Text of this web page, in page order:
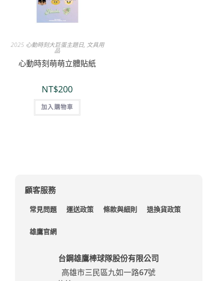
2025 心動時刻大巨蛋主題日, 文具用
品
心動時刻萌萌立體貼紙
NT$200
加入購物車
顧客服務
常見問題 運送政策 條款與細則 退換貨政策
雄鷹官網
台鋼雄鷹棒球隊股份有限公司
高雄市三民區九如一路67號